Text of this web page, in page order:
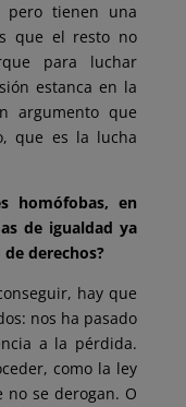
tienen una
que el resto no
para luchar
estanca en la
argumento que
que es la lucha
homófobas, en
de igualdad ya
derechos?
hay que
nos ha pasado
a la pérdida.
como la ley
se derogan. O